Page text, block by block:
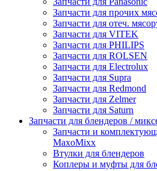
Запчасти для прочих
Запчасти для отеч.
Запчасти для VITEK
Запчасти для PHILIPS
Запчасти для ROLSEN
Запчасти для Electrolux
Запчасти для Supra
Запчасти для Redmond
Запчасти для Zelmer
Запчасти для Saturn
Запчасти для блендеров /
Запчасти и
MaxoMixx
Втулки для блендеров
Коплеры и муфты для